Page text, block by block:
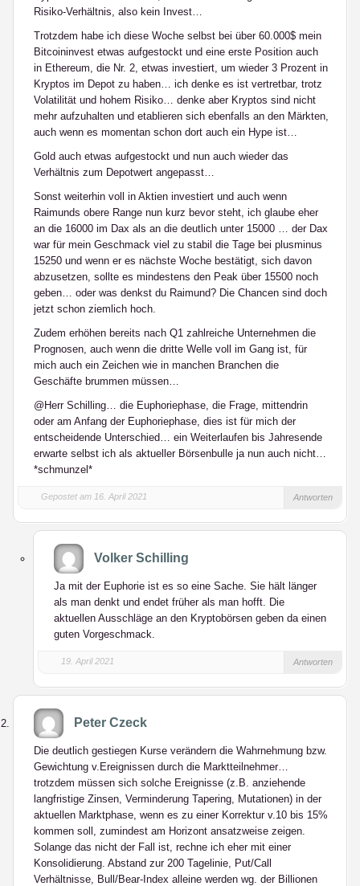
Risiko-Verhältnis, also kein Invest…
Trotzdem habe ich diese Woche selbst bei über 60.000$ mein
Bitcoininvest etwas aufgestockt und eine erste Position auch
in Ethereum, die Nr. 2, etwas investiert, um wieder 3 Prozent in
Kryptos im Depot zu haben… ich denke es ist vertretbar, trotz
Volatilität und hohem Risiko… denke aber Kryptos sind nicht
mehr aufzuhalten und etablieren sich ebenfalls an den Märkten,
auch wenn es momentan schon dort auch ein Hype ist…
Gold auch etwas aufgestockt und nun auch wieder das
Verhältnis zum Depotwert angepasst…
Sonst weiterhin voll in Aktien investiert und auch wenn
Raimunds obere Range nun kurz bevor steht, ich glaube eher
an die 16000 im Dax als an die deutlich unter 15000 … der Dax
war für mein Geschmack viel zu stabil die Tage bei plusminus
15250 und wenn er es nächste Woche bestätigt, sich davon
abzusetzen, sollte es mindestens den Peak über 15500 noch
geben… oder was denkst du Raimund? Die Chancen sind doch
jetzt schon ziemlich hoch.
Zudem erhöhen bereits nach Q1 zahlreiche Unternehmen die
Prognosen, auch wenn die dritte Welle voll im Gang ist, für
mich auch ein Zeichen wie in manchen Branchen die
Geschäfte brummen müssen…
@Herr Schilling… die Euphoriephase, die Frage, mittendrin
oder am Anfang der Euphoriephase, dies ist für mich der
entscheidende Unterschied… ein Weiterlaufen bis Jahresende
erwarte selbst ich als aktueller Börsenbulle ja nun auch nicht…
*schmunzel*
Gepostet am 16. April 2021 Antworten
Volker Schilling
Ja mit der Euphorie ist es so eine Sache. Sie hält länger
als man denkt und endet früher als man hofft. Die
aktuellen Ausschläge an den Kryptobörsen geben da einen
guten Vorgeschmack.
19. April 2021 Antworten
Peter Czeck
Die deutlich gestiegen Kurse verändern die Wahrnehmung bzw.
Gewichtung v.Ereignissen durch die Marktteilnehmer…
trotzdem müssen sich solche Ereignisse (z.B. anziehende
langfristige Zinsen, Verminderung Tapering, Mutationen) in der
aktuellen Marktphase, wenn es zu einer Korrektur v.10 bis 15%
kommen soll, zumindest am Horizont ansatzweise zeigen.
Solange das nicht der Fall ist, rechne ich eher mit einer
Konsolidierung. Abstand zur 200 Tagelinie, Put/Call
Verhältnisse, Bull/Bear-Index alleine werden wg. der Billionen